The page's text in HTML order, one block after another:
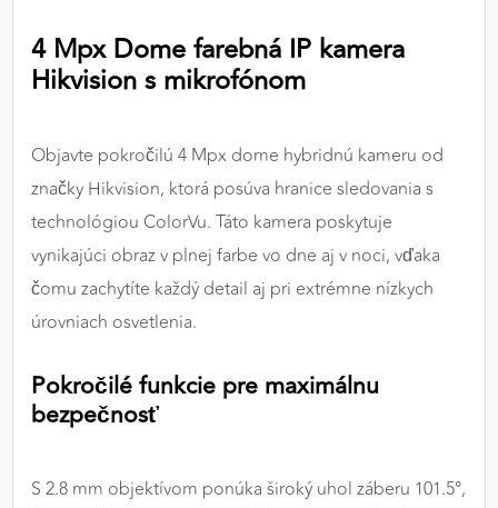
4 Mpx Dome farebná IP kamera
Hikvision s mikrofónom
Objavte pokročilú 4 Mpx dome hybridnú kameru od
značky Hikvision, ktorá posúva hranice sledovania s
technológiou ColorVu. Táto kamera poskytuje
vynikajúci obraz v plnej farbe vo dne aj v noci, vďaka
čomu zachytíte každý detail aj pri extrémne nízkych
úrovniach osvetlenia.
Pokročilé funkcie pre maximálnu
bezpečnosť
S 2.8 mm objektívom ponúka široký uhol záberu 101.5°,
Google Analytics
MARKETINGOVÉ COOKIES
správania používateľov naprieč webovými
stránkami. Umožňujú nám a našim partnerom
zobrazovať cielenú a relevantnú reklamu, a to na
Google Ads